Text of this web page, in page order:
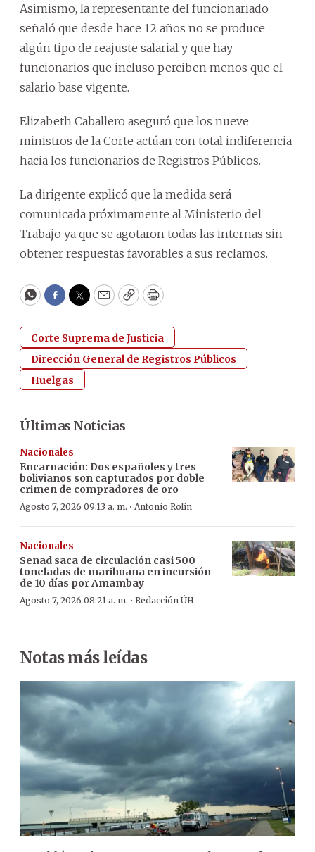
Asimismo, la representante del funcionariado
señaló que desde hace 12 años no se produce
algún tipo de reajuste salarial y que hay
funcionarios que incluso perciben menos que el
salario base vigente.
Elizabeth Caballero aseguró que los nueve
ministros de la Corte actúan con total indiferencia
hacia los funcionarios de Registros Públicos.
La dirigente explicó que la medida será
comunicada próximamente al Ministerio del
Trabajo ya que se agotaron todas las internas sin
obtener respuestas favorables a sus reclamos.
WhatsApp
Facebook
Twitter
EmailCopyPrint
Corte Suprema de Justicia
Dirección General de Registros Públicos
Huelgas
Últimas Noticias
Nacionales
Encarnación: Dos españoles y tres
bolivianos son capturados por doble
crimen de compradores de oro
Agosto 7, 2026 09:13 a. m. · Antonio Rolín
Nacionales
Senad saca de circulación casi 500
toneladas de marihuana en incursión
de 10 días por Amambay
Agosto 7, 2026 08:21 a. m. · Redacción ÚH
Notas más leídas